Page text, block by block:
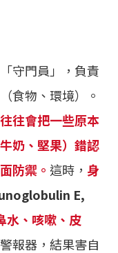
守門員」，負責
食物、環境）。
往會把一些原本
奶、堅果）錯認
防禦。 這時， 身
E,
水、咳嗽、皮
報器，結果害自